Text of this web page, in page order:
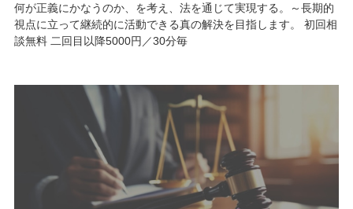
何が正義にかなうのか、を考え、法を通じて実現する。～長期的
視点に立って継続的に活動できる真の解決を目指します。 初回相
談無料 二回目以降5000円／30分毎